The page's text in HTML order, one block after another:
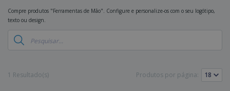
Compre produtos "Ferramentas de Mão". Configure e personalize-os com o seu logótipo,
texto ou design.
1 Resultado(s) Produtos por página: